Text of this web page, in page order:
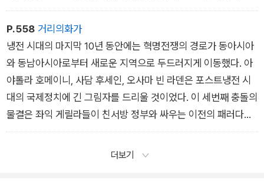
트남 전쟁에 이르는 동안 워싱턴과 베이징의 지도자들은 소련과
그 동맹국에 맞선 투쟁에서 불가능할 것 같은 제휴 관계를 형성했
다. 인도네시아, 베트남, 방글라데시, 캄보디아의 전쟁은 공산주
의 세계를 갈갈이 찢어놓았고 제3세계 공산주의 프로젝트를 완
전히 파괴했다.
P.558 거리의화가
냉전 시대의 마지막 10년 동안에는 혁명전쟁의 경로가 동아시아
와 동남아시아로부터 새로운 지역으로 두드러지게 이동했다. 아
야톨라 호메이니, 사담 후세인, 오사마 빈 라덴은 포스트냉전 시
대의 국제정치에 긴 그림자를 드리울 것이었다. 이 세번째 충돌의
물결은 좌익 게릴라들이 친서방 정부와 싸우는 이전의 패러다임
에서 벗어났다. 공산주의 혁명가들이 아니라 종교적, 인종적 정치
에 사로잡힌 새로운 유형의 급진주의자들이 선두를 차지했다. ˝
더보기